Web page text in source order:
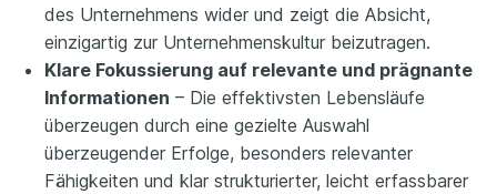
des Unternehmens wider und zeigt die Absicht,
einzigartig zur Unternehmenskultur beizutragen.
Klare Fokussierung auf relevante und prägnante
Informationen – Die effektivsten Lebensläufe
überzeugen durch eine gezielte Auswahl
überzeugender Erfolge, besonders relevanter
Fähigkeiten und klar strukturierter, leicht erfassbarer